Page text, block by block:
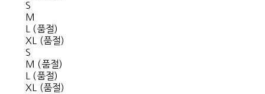
S
M
L (품절)
XL (품절)
S
M (품절)
L (품절)
XL (품절)